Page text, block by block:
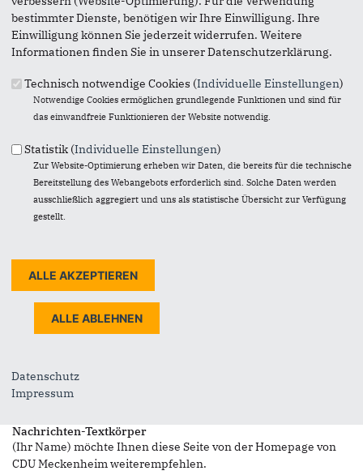
Das mit * gekennzeichnete Feld ist ein Pflichtfeld.
Eigene E-Mail-Adresse*
Eigener Name
Senden an*
Sie können mehrere Empfänger mit Komma getrennt eingeben.
Sie leiten den folgenden Inhalt weiter
Wahlkreisteam
(Ihr Name) möchte Ihnen eine Seite von https://www.cdu-
meckenheim.de/ weiterempfehlen
Nachrichten-Textkörper
(Ihr Name) möchte Ihnen diese Seite von der Homepage von
CDU Meckenheim weiterempfehlen.
bestimmter Dienste, benötigen wir Ihre Einwilligung. Ihre
Einwilligung können Sie jederzeit widerrufen. Weitere
Informationen finden Sie in unserer Datenschutzerklärung.
Technisch notwendige Cookies (Individuelle Einstellungen)
Notwendige Cookies ermöglichen grundlegende Funktionen und sind für
das einwandfreie Funktionieren der Website notwendig.
Statistik (Individuelle Einstellungen)
Zur Website-Optimierung erheben wir Daten, die bereits für die technische
Bereitstellung des Webangebots erforderlich sind. Solche Daten werden
ausschließlich aggregiert und uns als statistische Übersicht zur Verfügung
gestellt.
Datenschutz
Impressum